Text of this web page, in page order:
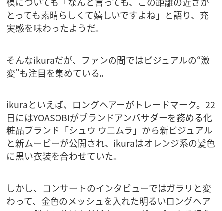
とっても素晴らしくて嬉しいですよね」と語り、充
実感を味わったようだ。
そんなikuraだが、ファンの間ではビジュアルの“激
変”も注目を集めている。
ikuraといえば、ロングヘアーがトレードマーク。22
日にはYOASOBIがブランドアンバサダーを務める化
粧品ブランド「シュウ ウエムラ」から新ビジュアル
と新ムービーが公開され、ikuraはオレンジ系の髪色
に黒い衣装を合わせていた。
しかし、コンサートのインタビューではガラリと変
わって、金色のメッシュを入れた明るいロングヘア